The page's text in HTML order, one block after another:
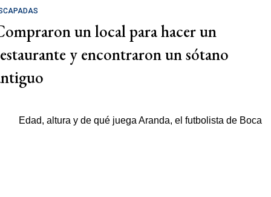
un local para hacer un
y encontraron un sótano